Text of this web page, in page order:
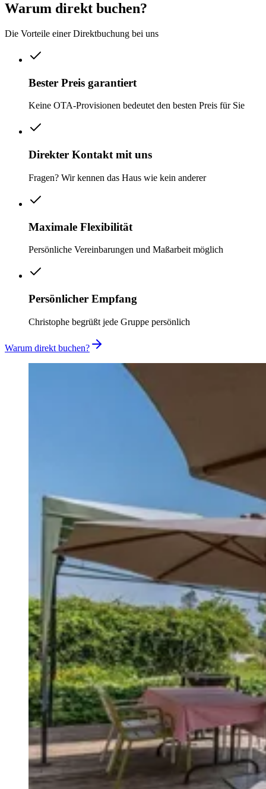
Warum direkt buchen?
Die Vorteile einer Direktbuchung bei uns
Bester Preis garantiert
Keine OTA-Provisionen bedeutet den besten Preis für Sie
Direkter Kontakt mit uns
Fragen? Wir kennen das Haus wie kein anderer
Maximale Flexibilität
Persönliche Vereinbarungen und Maßarbeit möglich
Persönlicher Empfang
Christophe begrüßt jede Gruppe persönlich
Warum direkt buchen?